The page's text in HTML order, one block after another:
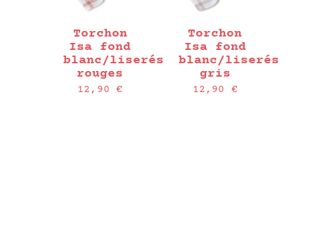
Torchon
Isa fond
blanc/liserés
rouges
12,90€
Torchon
Isa fond
blanc/liserés
gris
12,90 €